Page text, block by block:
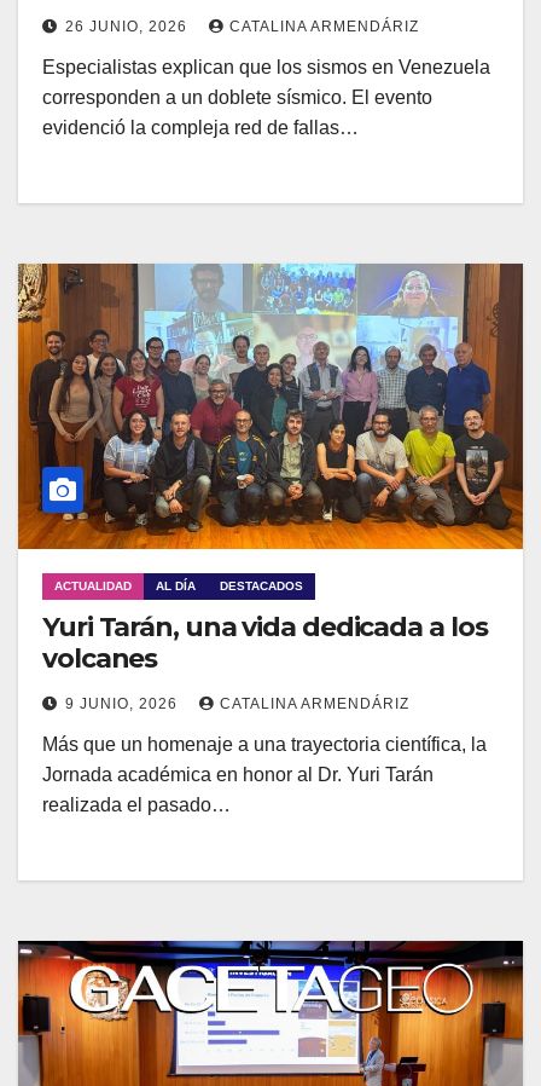
26 JUNIO, 2026 CATALINA ARMENDÁRIZ
Especialistas explican que los sismos en Venezuela
corresponden a un doblete sísmico. El evento
evidenció la compleja red de fallas…
ACTUALIDAD AL DÍA DESTACADOS
Yuri Tarán, una vida dedicada a los
volcanes
9 JUNIO, 2026 CATALINA ARMENDÁRIZ
Más que un homenaje a una trayectoria científica, la
Jornada académica en honor al Dr. Yuri Tarán
realizada el pasado…